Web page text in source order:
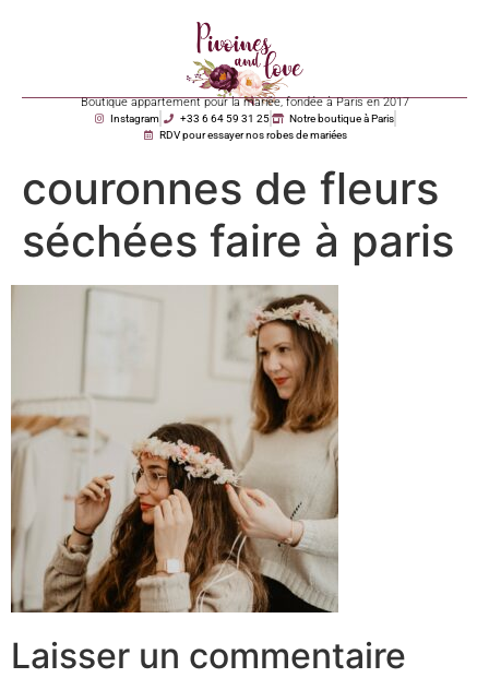
Boutique appartement pour la mariée, fondée à Paris en 2017
Instagram +33 6 64 59 31 25
Notre boutique à Paris
RDV pour essayer nos robes de mariées
couronnes de fleurs
séchées faire à paris
Laisser un commentaire